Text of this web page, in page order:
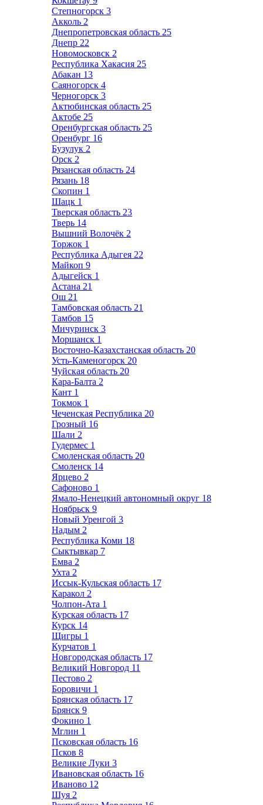
Степногорск 3
Акколь 2
Днепропетровская область 25
Днепр 22
Новомосковск 2
Республика Хакасия 25
Абакан 13
Саяногорск 4
Черногорск 3
Актюбинская область 25
Актобе 25
Оренбургская область 25
Оренбург 16
Бузулук 2
Орск 2
Рязанская область 24
Рязань 18
Скопин 1
Шацк 1
Тверская область 23
Тверь 14
Вышний Волочёк 2
Торжок 1
Республика Адыгея 22
Майкоп 9
Адыгейск 1
Астана 21
Ош 21
Тамбовская область 21
Тамбов 15
Мичуринск 3
Моршанск 1
Восточно-Казахстанская область 20
Усть-Каменогорск 20
Чуйская область 20
Кара-Балта 2
Кант 1
Токмок 1
Чеченская Республика 20
Грозный 16
Шали 2
Гудермес 1
Смоленская область 20
Смоленск 14
Ярцево 2
Сафоново 1
Ямало-Ненецкий автономный округ 18
Ноябрьск 9
Новый Уренгой 3
Надым 2
Республика Коми 18
Сыктывкар 7
Емва 2
Ухта 2
Иссык-Кульская область 17
Каракол 2
Чолпон-Ата 1
Курская область 17
Курск 14
Щигры 1
Курчатов 1
Новгородская область 17
Великий Новгород 11
Пестово 2
Боровичи 1
Брянская область 17
Брянск 9
Фокино 1
Мглин 1
Псковская область 16
Псков 8
Великие Луки 3
Ивановская область 16
Иваново 12
Шуя 2